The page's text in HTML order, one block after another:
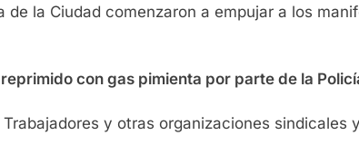
la Ciudad comenzaron a empujar a los
con gas pimienta por parte de la
y otras organizaciones sindicales